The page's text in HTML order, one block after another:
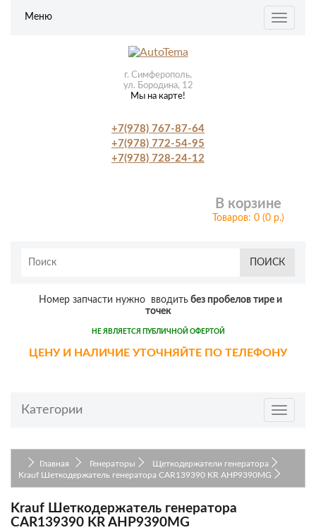
Toggle
Меню
г. Симферополь,
ул. Бородина, 12
Мы на карте!
+7(978) 767-87-64
+7(978) 772-54-95
+7(978) 728-24-12
В корзине
Товаров: 0 (0 р.)
ПОИСК
Номер запчасти нужно вводитьбез пробелов тире и
точек
НЕ ЯВЛЯЕТСЯ ПУБЛИЧНОЙ ОФЕРТОЙ
ЦЕНУ И НАЛИЧИЕ УТОЧНЯЙТЕ ПО ТЕЛЕФОНУ
Toggle
Категории
Главная Генераторы
Щеткодержатели генератора
Krauf Шеткодержатель генератора CAR139390 KR AHP9390MG
Krauf Шеткодержатель генератора
CAR139390 KR AHP9390MG